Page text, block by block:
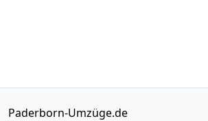
Paderborn-Umzüge.de